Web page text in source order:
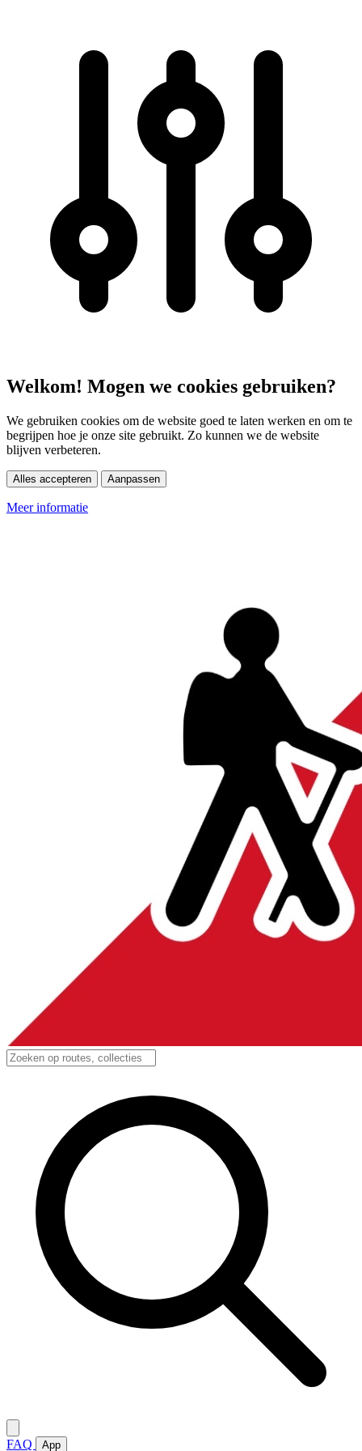
Welkom! Mogen we cookies gebruiken?
We gebruiken cookies om de website goed te laten werken en om te
begrijpen hoe je onze site gebruikt. Zo kunnen we de website
blijven verbeteren.
Alles accepteren Aanpassen
Meer informatie
FAQ App